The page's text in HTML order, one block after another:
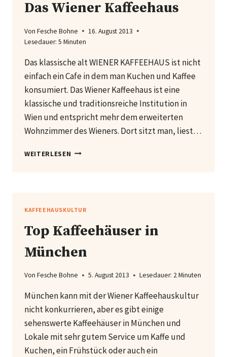
Das Wiener Kaffeehaus
Von Fesche Bohne
16. August 2013
Lesedauer: 5 Minuten
Das klassische alt WIENER KAFFEEHAUS ist nicht
einfach ein Cafe in dem man Kuchen und Kaffee
konsumiert. Das Wiener Kaffeehaus ist eine
klassische und traditionsreiche Institution in
Wien und entspricht mehr dem erweiterten
Wohnzimmer des Wieners. Dort sitzt man, liest…
WEITERLESEN DAS
KAFFEEHAUSKULTUR
Top Kaffeehäuser in
München
Von Fesche Bohne 5. August 2013 Lesedauer: 2Minuten
München kann mit der Wiener Kaffeehauskultur
nicht konkurrieren, aber es gibt einige
sehenswerte Kaffeehäuser in München und
Lokale mit sehr gutem Service um Kaffe und
Kuchen, ein Frühstück oder auch ein